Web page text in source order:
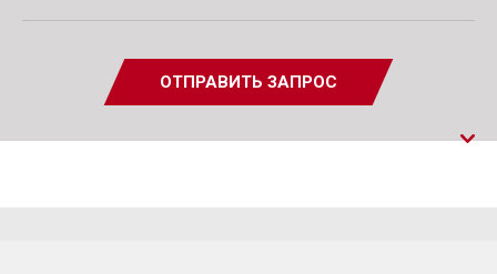
ОТПРАВИТЬ ЗАПРОС